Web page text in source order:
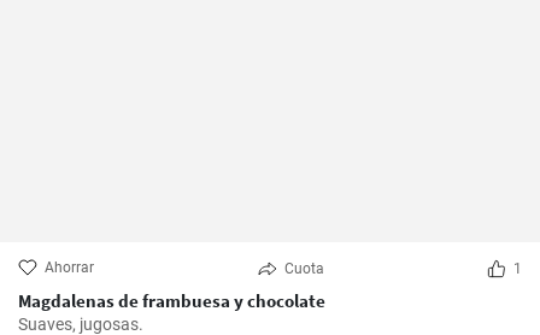
Ahorrar Cuota 1
Magdalenas de frambuesa y chocolate
Suaves, jugosas.